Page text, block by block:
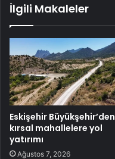
İlgili Makaleler
Eskişehir Büyükşehir’den
kırsal mahallelere yol
yatırımı
Ağustos 7, 2026